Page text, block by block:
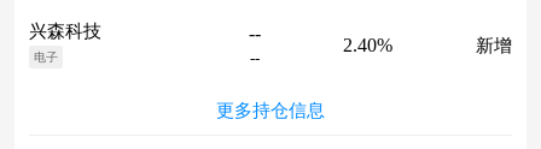
兴森科技
电子
--
--
2.40% 新增
更多持仓信息